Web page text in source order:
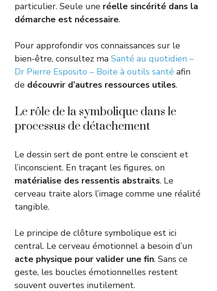
particulier. Seule une réelle sincérité dans la
démarche est nécessaire.
Pour approfondir vos connaissances sur le
bien-être, consultez ma Santé au quotidien –
Dr Pierre Esposito – Boite à outils santé afin
de découvrir d’autres ressources utiles.
Le rôle de la symbolique dans le
processus de détachement
Le dessin sert de pont entre le conscient et
l’inconscient. En traçant les figures, on
matérialise des ressentis abstraits. Le
cerveau traite alors l’image comme une réalité
tangible.
Le principe de clôture symbolique est ici
central. Le cerveau émotionnel a besoin d’un
acte physique pour valider une fin. Sans ce
geste, les boucles émotionnelles restent
souvent ouvertes inutilement.